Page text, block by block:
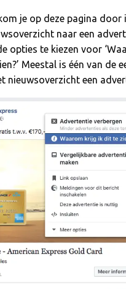
je op deze pagina door
naar een
opties te kiezen voor
Meestal is één van de
nieuwsoverzicht een